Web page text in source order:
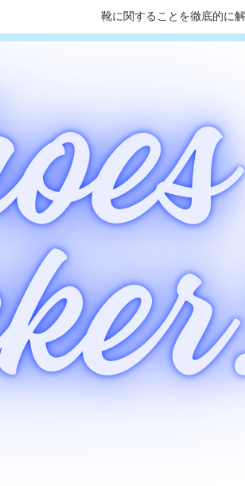
靴に関することを徹底的に